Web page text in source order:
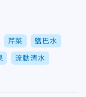
芹菜 鹽巴水
流動清水